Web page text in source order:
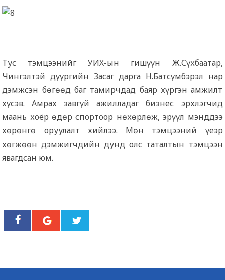
Тус тэмцээнийг УИХ-ын гишүүн Ж.Сүхбаатар,
Чингэлтэй дүүргийн Засаг дарга Н.Батсүмбэрэл нар
дэмжсэн бөгөөд баг тамирчдад баяр хүргэн амжилт
хүсэв. Амрах завгүй ажилладаг бизнес эрхлэгчид
маань хоёр өдөр спортоор нөхөрлөж, эрүүл мэнддээ
хөрөнгө оруулалт хийлээ. Мөн тэмцээний үеэр
хөгжөөн дэмжигчдийн дунд олс таталтын тэмцээн
явагдсан юм.